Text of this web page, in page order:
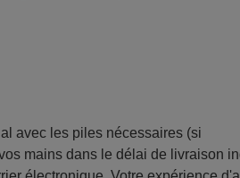
avec les piles nécessaires (si
mains dans le délai de livraison